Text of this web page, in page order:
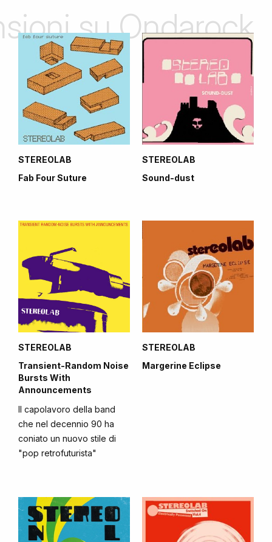
su Ondarock
STEREOLAB
Fab Four Suture
STEREOLAB
Sound-dust
STEREOLAB
Transient-Random Noise
Bursts With
Announcements
Il capolavoro della band
che nel decennio 90 ha
coniato un nuovo stile di
"pop retrofuturista"
STEREOLAB
Margerine Eclipse